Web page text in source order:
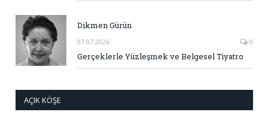
Dikmen Gürün
07.07.2026 0
Gerçeklerle Yüzleşmek ve Belgesel Tiyatro
AÇIK KÖŞE